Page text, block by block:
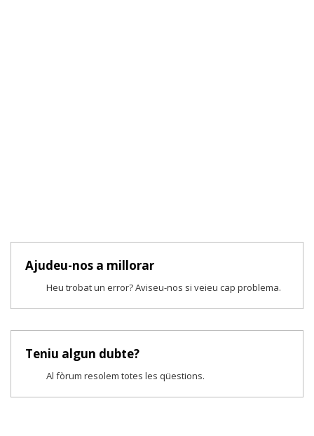
Ajudeu-nos a millorar
Heu trobat un error? Aviseu-nos si veieu cap problema.
Teniu algun dubte?
Al fòrum resolem totes les qüestions.